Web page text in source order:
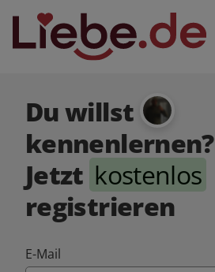
Du willst
kennenlernen?
Jetzt kostenlos
registrieren
E-Mail